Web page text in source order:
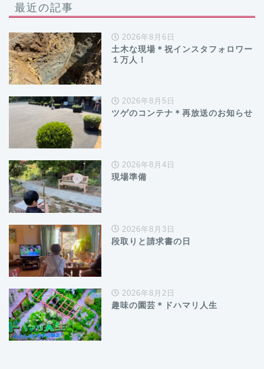
最近の記事
2026年8月6日
土木な現場＊祝インスタフォロワー
１万人！
2026年8月5日
ツゲのコンテナ＊再放送のお知らせ
2026年8月4日
現場準備
2026年8月3日
段取りと請求書の日
2026年8月2日
趣味の園芸＊ドハマリ人生